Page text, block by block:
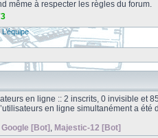
même à respecter les règles du forum.
L’équipe
en ligne :: 2 inscrits, 0 invisible et
en ligne simultanément a été
Google [Bot] , Majestic-12 [Bot]